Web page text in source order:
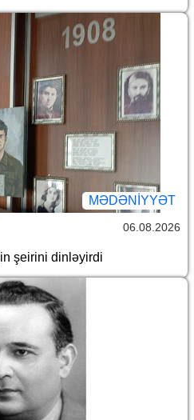
MƏDƏNIYYƏT
06.08.2026
şeirini dinləyirdi